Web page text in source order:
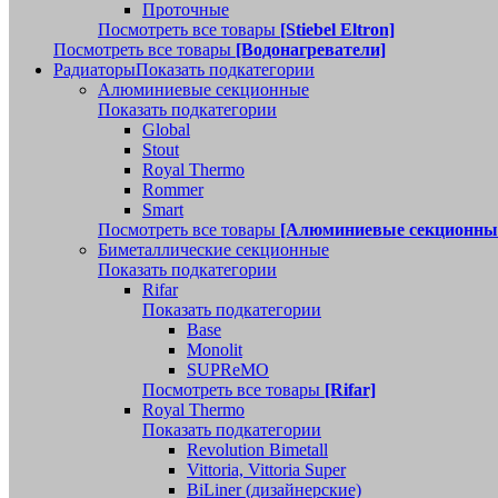
Проточные
Посмотреть все товары [Stiebel Eltron]
Посмотреть все товары [Водонагреватели]
РадиаторыПоказать подкатегории
Алюминиевые секционные
Показать подкатегории
Global
Stout
Royal Thermo
Rommer
Smart
Посмотреть все товары [Алюминиевые
Биметаллические секционные
Показать подкатегории
Rifar
Показать подкатегории
Base
Monolit
SUPReMO
Посмотреть все товары [Rifar]
Royal Thermo
Показать подкатегории
Revolution Bimetall
Vittoria, Vittoria Super
BiLiner (дизайнерские)